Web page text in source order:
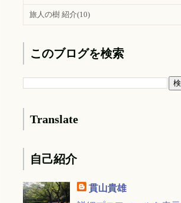
旅人の樹 紹介(10)
このブログを検索
Translate
自己紹介
貫山貴雄